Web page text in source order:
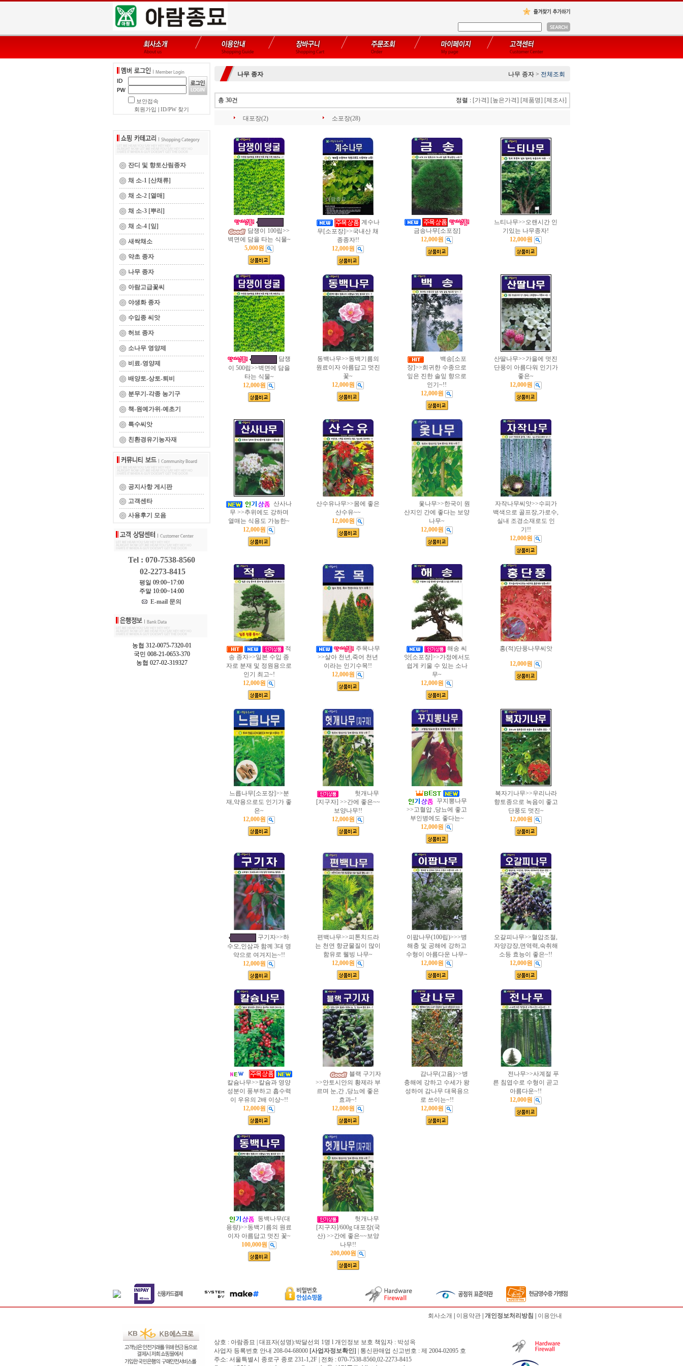
보안접속
회원가입
ID/PW 찾기
잔디 및 향토산림종자
채 소-1 [산채류]
채 소-2 [열매]
채 소-3 [뿌리]
채 소-4 [잎]
새싹채소
약초 종자
나무 종자
아람고급꽃씨
야생화 종자
수입종 씨앗
허브 종자
소나무 영양제
비료-영양제
배양토-상토-퇴비
분무기-각종 농기구
책-원예가위-예초기
특수씨앗
친환경유기농자재
공지사항 게시판
고객센타
사용후기 모음
Tel : 070-7538-8560
02-2273-8415
평일 09:00~17:00
주말 10:00~14:00
E-mail 문의
농협 312-0075-7320-01
국민 008-21-0653-370
농협 027-02-319327
나무 종자 나무 종자 > 전체조회
총 30건 정렬 : [가격] [높은가격] [제품명] [제조사]
대포장(2) 소포장(28)
담쟁이 100립>>
벽면에 담을 타는 식물~
5,000원
계수나
무[소포장]>>국내산 채
종종자!!
12,000원
금송나무[소포장]
12,000원
느티나무>>오랜시간 인
기있는 나무종자!
12,000원
담쟁
이 500립>>벽면에 담을
타는 식물~
12,000원
동백나무>>동백기름의
원료이자 아름답고 멋진
꽃~
12,000원
백송[소포
장]>>희귀한 수종으로
잎은 진한 솔잎 향으로
인기~!!
12,000원
산딸나무>>가을에 멋진
단풍이 아름다워 인기가
좋은~
12,000원
산사나
무 >>추위에도 강하며
열매는 식용도 가능한~
12,000원
산수유나무>>몸에 좋은
산수유~~
12,000원
옻나무>>한국이 원
산지인 간에 좋다는 보양
나무~
12,000원
자작나무씨앗>>수피가
백색으로 골프장,가로수,
실내 조경소재로도 인
기!!
12,000원
적
송 종자>>일본 수입 종
자로 분재 및 정원용으로
인기 최고~!
12,000원
주목나무
>>살아 천년,죽어 천년
이라는 인기수목!!
12,000원
해송 씨
앗[소포장]>>가정에서도
쉽게 키울 수 있는 소나
무~
12,000원
홍(적)단풍나무씨앗
12,000원
느릅나무[소포장]>>분
재,약용으로도 인기가 좋
은~
12,000원
헛개나무
[지구자] >>간에 좋은~~
보양나무!!
12,000원
꾸지뽕나무
>>고혈압 ,당뇨에 좋고
부인병에도 좋다는~
12,000원
복자기나무>>우리나라
향토종으로 녹음이 좋고
단풍도 멋진~
12,000원
구기자>>하
수오,인삼과 함께 3대 명
약으로 여겨지는~!!
12,000원
편백나무>>피톤치드라
는 천연 항균물질이 많이
함유로 웰빙 나무~
12,000원
이팝나무(100립)>>>병
해충 및 공해에 강하고
수형이 아름다운 나무~
12,000원
오갈피나무>>혈압조절,
자양강장,면역력,숙취해
소등 효능이 좋은~!!
12,000원
칼슘나무>>칼슘과 영양
성분이 풍부하고 흡수력
이 우유의 2배 이상~!!
12,000원
블랙 구기자
>>안토시안의 황제라 부
르며 눈,간 ,당뇨에 좋은
효과~!
12,000원
감나무(고욤)>>병
충해에 강하고 수세가 왕
성하여 감나무 대목용으
로 쓰이는~!!
12,000원
전나무>>사계절 푸
른 침엽수로 수형이 곧고
아름다운~!!
12,000원
동백나무(대
용량)>>동백기름의 원료
이자 아름답고 멋진 꽃~
100,000원
헛개나무
[지구자]/600g 대포장(국
산) >>간에 좋은~~보양
나무!!
200,000원
회사소개 이용약관 개인정보처리방침 이용안내
상호 : 아람종묘 | 대표자(성명):박달선외 1명 l 개인정보 보호 책임자 : 박성옥
사업자 등록번호 안내 208-04-68000 [사업자정보확인]
| 통신판매업 신고번호 : 제 2004-02095 호
주소: 서울특별시 종로구 종로 231-1,2F | 전화 : 070-7538-8560,02-2273-8415